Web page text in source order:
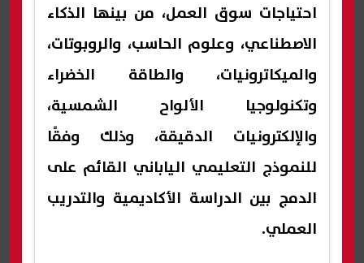
احتياجات سوق العمل، من بينها الذكاء
الاصطناعي، وعلوم الحاسب، والروبوتات،
والميكاترونيات، والطاقة الخضراء
وتكنولوجيا الألواح الشمسية،
والإلكترونيات الدقيقة، وذلك وفقًا
للنموذج التعليمي الياباني القائم على
الدمج بين الدراسة الأكاديمية والتدريب
العملي.